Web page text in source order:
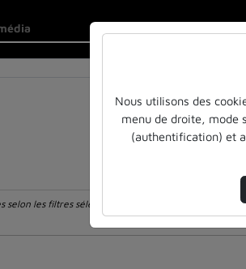
les filtres sélectionnés ci-dessous. Consultez les
Nous utilisons des
menu de droite, mode
(authentification) et